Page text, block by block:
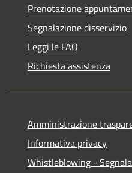
Prenotazione
Segnalazione disservizio
Leggi le FAQ
Richiesta assistenza
Amministrazione
Informativa privacy
Whistleblowing -